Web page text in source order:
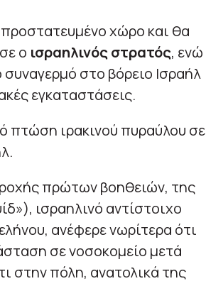
προστατευμένο χώρο και θα
ο ισραηλινός στρατός, ενώ
στο βόρειο Ισραήλ
εγκαταστάσεις.
πτώση ιρακινού πυραύλου σε
πρώτων βοηθειών, της
ισραηλινό αντίστοιχο
ανέφερε νωρίτερα ότι
σε νοσοκομείο μετά
στην πόλη, ανατολικά της